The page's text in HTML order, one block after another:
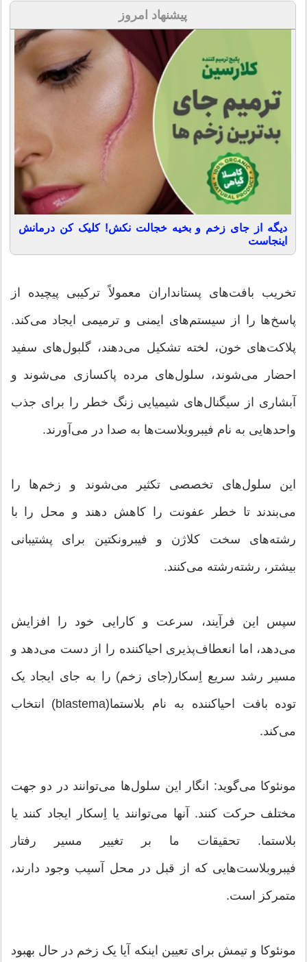
پیشنهاد امروز
دیگه از جای زخم و بخیه خجالت نکش! کلیک کن درمانش
اینجاست
تخریب بافت‌های پستانداران معمولاً ترکیبی پیچیده از
پاسخ‌ها را از سیستم‌های ایمنی و ترمیمی ایجاد می‌کند.
پلاکت‌های خون، لخته تشکیل می‌دهند، گلبول‌های سفید
احضار می‌شوند، سلول‌های مرده پاکسازی می‌شوند و
آبشاری از سیگنال‌های شیمیایی زنگ خطر را برای جذب
واحدهایی به نام فیبروبلاست‌ها به صدا در می‌آورند.
این سلول‌های تخصصی تکثیر می‌شوند و زخم‌ها را
می‌بندند تا خطر عفونت را کاهش دهند و محل را با
رشته‌های سخت کلاژن و فیبرونکتین برای پشتیبانی
بیشتر، رشته‌رشته می‌کنند.
سپس این فرآیند، سرعت و کارایی خود را افزایش
می‌دهد، اما انعطاف‌پذیری احیاکننده را از دست می‌دهد و
مسیر رشد سریع اِسکار(جای زخم) را به جای ایجاد یک
توده بافت احیاکننده به نام بلاستما(blastema) انتخاب
می‌کند.
مونئوکا می‌گوید: انگار این سلول‌ها می‌توانند در دو جهت
مختلف حرکت کنند. آنها می‌توانند یا اِسکار ایجاد کنند یا
بلاستما. تحقیقات ما بر تغییر مسیر رفتار
فیبروبلاست‌هایی که از قبل در محل آسیب وجود دارند،
متمرکز است.
مونئوکا و تیمش برای تعیین اینکه آیا یک زخم در حال بهبود